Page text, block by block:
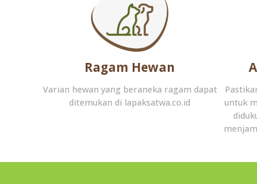
Ragam Hewan
Varian hewan yang beraneka ragam dapat
ditemukan di lapaksatwa.co.id
untuk